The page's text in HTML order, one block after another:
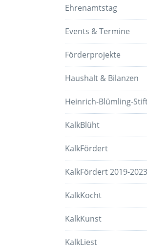
Ehrenamtstag
Events & Termine
Förderprojekte
Haushalt & Bilanzen
Heinrich-Blümling-
KalkBlüht
KalkFördert
KalkFördert 2019-2023
KalkKocht
KalkKunst
KalkLiest